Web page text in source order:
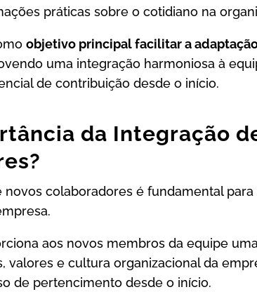
práticas sobre o cotidiano na
objetivo principal facilitar a
uma integração harmoniosa à
de contribuição desde o início.
da Integração
novos colaboradores é fundamental para
aos novos membros da equipe
valores e cultura organizacional da
de pertencimento desde o início.